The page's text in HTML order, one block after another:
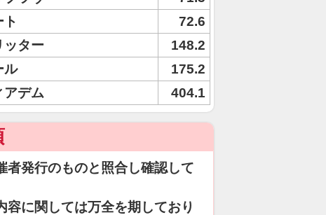
ト
72.6
ッター
148.2
ル
175.2
アデム 404.1
者発行のものと照合し確認して
に関しては万全を期しており